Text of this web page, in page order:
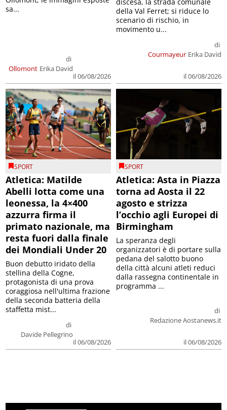
Ollomont
di
Erika David
il 06/08/2026
sa...
Courmayeur
di
Erika David
il 06/08/2026
discesa, la strada comunale
della Val Ferret; si riduce lo
scenario di rischio, in
movimento u...
SPORT
Atletica: Matilde
Abelli lotta come una
leonessa, la 4×400
azzurra firma il
primato nazionale, ma
resta fuori dalla finale
dei Mondiali Under 20
di
Davide Pellegrino
il 06/08/2026
Buon debutto iridato della
stellina della Cogne,
protagonista di una prova
coraggiosa nell'ultima frazione
della seconda batteria della
staffetta mist...
SPORT
Atletica: Asta in Piazza
torna ad Aosta il 22
agosto e strizza
l’occhio agli Europei di
Birmingham
di
Redazione Aostanews.it
il 06/08/2026
La speranza degli
organizzatori è di portare sulla
pedana del salotto buono
della città alcuni atleti reduci
dalla rassegna continentale in
programma ...